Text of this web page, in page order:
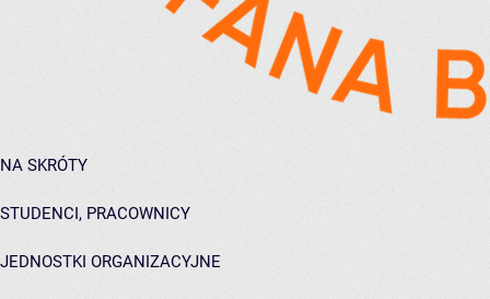
NA SKRÓTY
STUDENCI, PRACOWNICY
JEDNOSTKI ORGANIZACYJNE